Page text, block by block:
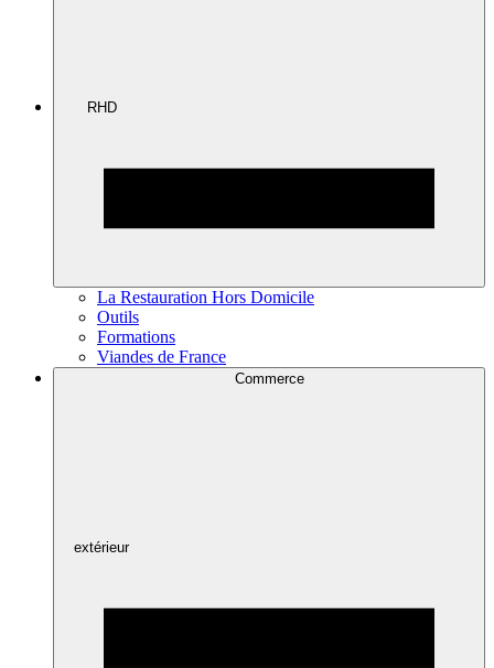
RHD
La Restauration Hors Domicile
Outils
Formations
Viandes de France
Commerce
extérieur